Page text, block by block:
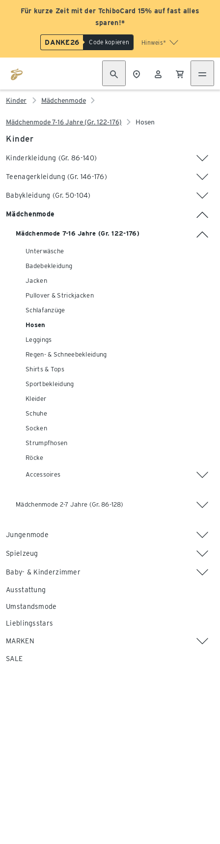
Für kurze Zeit mit der TchiboCard 15% auf fast alles
sparen!*
DANKE26 Code kopieren Hinweis*
Kinder Mädchenmode
Mädchenmode 7-16 Jahre (Gr. 122-176) Hosen
Kinder
Kinderkleidung (Gr. 86-140)
Teenagerkleidung (Gr. 146-176)
Babykleidung (Gr. 50-104)
Mädchenmode
Mädchenmode 7-16 Jahre (Gr. 122-176)
Unterwäsche
Badebekleidung
Jacken
Pullover & Strickjacken
Schlafanzüge
Hosen
Leggings
Regen- & Schneebekleidung
Shirts & Tops
Sportbekleidung
Kleider
Schuhe
Socken
Strumpfhosen
Röcke
Accessoires
Mädchenmode 2-7 Jahre (Gr. 86-128)
Jungenmode
Spielzeug
Baby- & Kinderzimmer
Ausstattung
Umstandsmode
Lieblingsstars
MARKEN
SALE